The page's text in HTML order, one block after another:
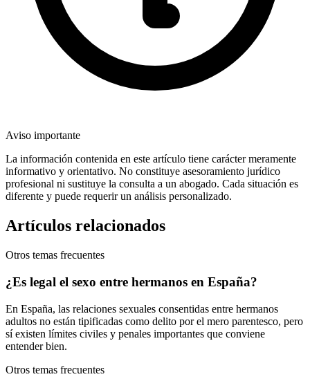
Aviso importante
La información contenida en este artículo tiene carácter meramente
informativo y orientativo. No constituye asesoramiento jurídico
profesional ni sustituye la consulta a un abogado. Cada situación es
diferente y puede requerir un análisis personalizado.
Artículos relacionados
Otros temas frecuentes
¿Es legal el sexo entre hermanos en España?
En España, las relaciones sexuales consentidas entre hermanos
adultos no están tipificadas como delito por el mero parentesco, pero
sí existen límites civiles y penales importantes que conviene
entender bien.
Otros temas frecuentes